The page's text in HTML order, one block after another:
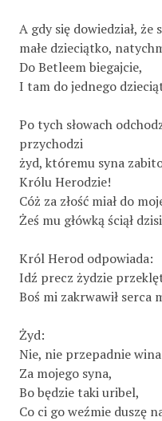
A gdy się dowiedział, że
małe dzieciątko,
Do Betleem biegajcie,
I tam do jednego
Po tych słowach
przychodzi
żyd, któremu syna
Królu Herodzie!
Cóż za złość miał do
Żeś mu główką ściął
Król Herod odpowiada:
Idź precz żydzie
Boś mi zakrwawił serca
Żyd:
Nie, nie przepadnie wina
Za mojego syna,
Bo będzie taki uribel,
Co ci go weźmie duszę